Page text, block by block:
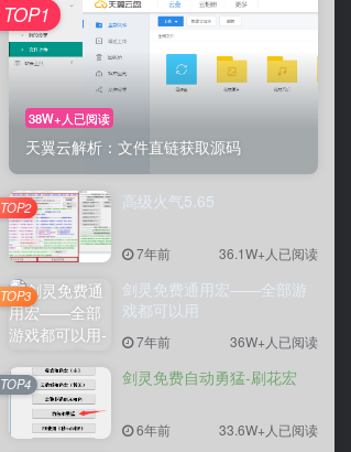
38W+人已阅读
天翼云解析：文件直链获取源码
TOP1
高级火气5.65
7年前 36.1W+人已阅读
TOP2
剑灵免费通用宏——全部游
戏都可以用
7年前 36W+人已阅读
TOP3
剑灵免费自动勇猛-刷花宏
6年前 33.6W+人已阅读
TOP4